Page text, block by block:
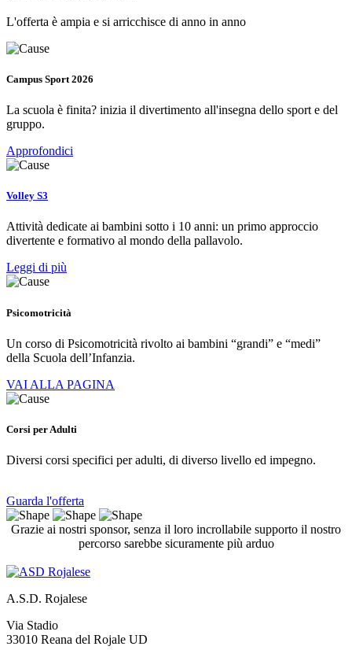
L'offerta è ampia e si arricchisce di anno in anno
Campus Sport 2026
La scuola è finita? inizia il divertimento all'insegna dello sport e del
gruppo.
Approfondici
Volley S3
Attività dedicate ai bambini sotto i 10 anni: un primo approccio
divertente e formativo al mondo della pallavolo.
Leggi di più
Psicomotricità
Un corso di Psicomotricità rivolto ai bambini “grandi” e “medi”
della Scuola dell’Infanzia.
VAI ALLA PAGINA
Corsi per Adulti
Diversi corsi specifici per adulti, di diverso livello ed impegno.
Guarda l'offerta
Grazie ai nostri sponsor, senza il loro incrollabile supporto il nostro
percorso sarebbe sicuramente più arduo
A.S.D. Rojalese
Via Stadio
33010 Reana del Rojale UD